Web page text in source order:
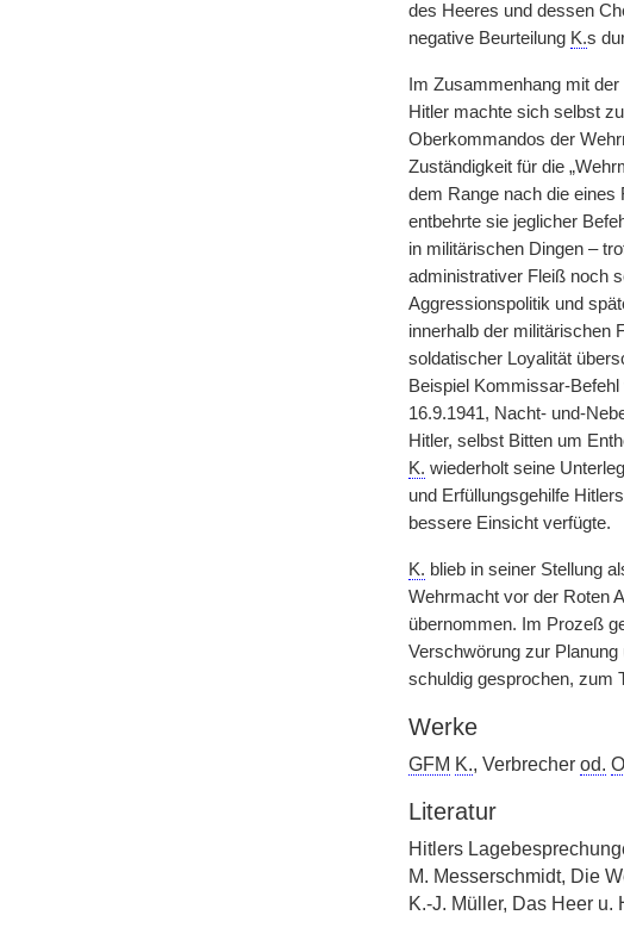
des Heeres und dessen
negative Beurteilung K.s
Im Zusammenhang mit
Hitler machte sich selbst
Oberkommandos der
Zuständigkeit für die
dem Range nach die eines
entbehrte sie jeglicher
in militärischen Dingen –
administrativer Fleiß noch
Aggressionspolitik und
innerhalb der militärischen
soldatischer Loyalität
Beispiel Kommissar-
16.9.1941, Nacht- und-
Hitler, selbst Bitten um
K. wiederholt seine
und Erfüllungsgehilfe
bessere Einsicht verfügte.
K. blieb in seiner Stellung
Wehrmacht vor der Roten
übernommen. Im Prozeß
Verschwörung zur
schuldig gesprochen, zum
Werke
GFM K., Verbrecher od.
Literatur
Hitlers
M. Messerschmidt, Die
K.-J. Müller, Das Heer u.